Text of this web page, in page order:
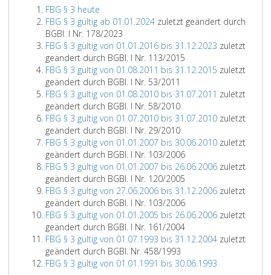
FBG § 3 heute
FBG § 3 gültig ab 01.01.2024 zuletzt geändert durch
BGBl. I Nr. 178/2023
FBG § 3 gültig von 01.01.2016 bis 31.12.2023 zuletzt
geändert durch BGBl. I Nr. 113/2015
FBG § 3 gültig von 01.08.2011 bis 31.12.2015 zuletzt
geändert durch BGBl. I Nr. 53/2011
FBG § 3 gültig von 01.08.2010 bis 31.07.2011 zuletzt
geändert durch BGBl. I Nr. 58/2010
FBG § 3 gültig von 01.07.2010 bis 31.07.2010 zuletzt
geändert durch BGBl. I Nr. 29/2010
FBG § 3 gültig von 01.01.2007 bis 30.06.2010 zuletzt
geändert durch BGBl. I Nr. 103/2006
FBG § 3 gültig von 01.01.2007 bis 26.06.2006 zuletzt
geändert durch BGBl. I Nr. 120/2005
FBG § 3 gültig von 27.06.2006 bis 31.12.2006 zuletzt
geändert durch BGBl. I Nr. 103/2006
FBG § 3 gültig von 01.01.2005 bis 26.06.2006 zuletzt
geändert durch BGBl. I Nr. 161/2004
FBG § 3 gültig von 01.07.1993 bis 31.12.2004 zuletzt
geändert durch BGBl. Nr. 458/1993
FBG § 3 gültig von 01.01.1991 bis 30.06.1993